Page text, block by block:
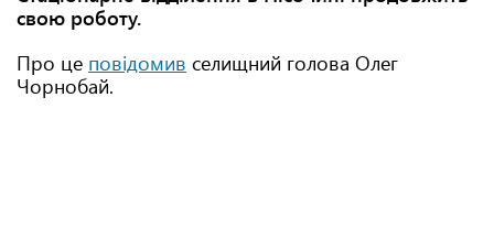
свою роботу.
Про це повідомив селищний голова Олег
Чорнобай.